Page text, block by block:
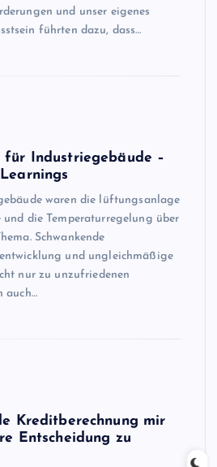
und unser eigenes
führten dazu, dass…
für Industriegebäude –
waren die lüftungsanlage
die Temperaturregelung über
Schwankende
und ungleichmäßige
nur zu unzufriedenen
auch…
Kreditberechnung mir
Entscheidung zu